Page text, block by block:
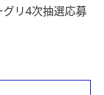
リ4次抽選応募